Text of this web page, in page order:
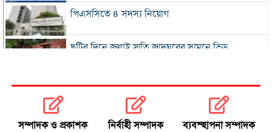
পিএসসিতে ৪ সদস্য নিয়োগ
ছুটির দিনে জুলাই স্মৃতি জাদুঘরের সামনে ভিড়
নতুন বিদেশি কোচের খোঁজে বিসিবি
সম্পাদক ও প্রকাশক নির্বাহী সম্পাদক ব্যবস্হাপনা সম্পাদক